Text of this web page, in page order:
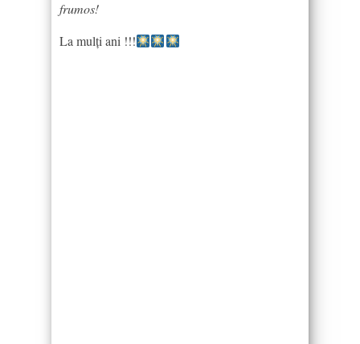
frumos!
La mulți ani !!!